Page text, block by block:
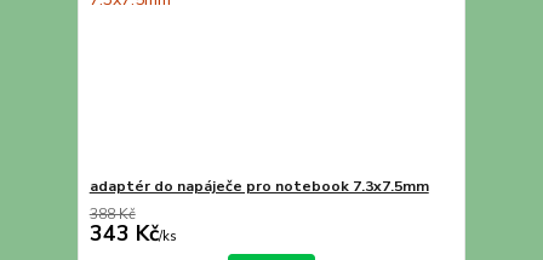
adaptér do napáječe pro notebook 7.3x7.5mm
388 Kč
343 Kč/ks